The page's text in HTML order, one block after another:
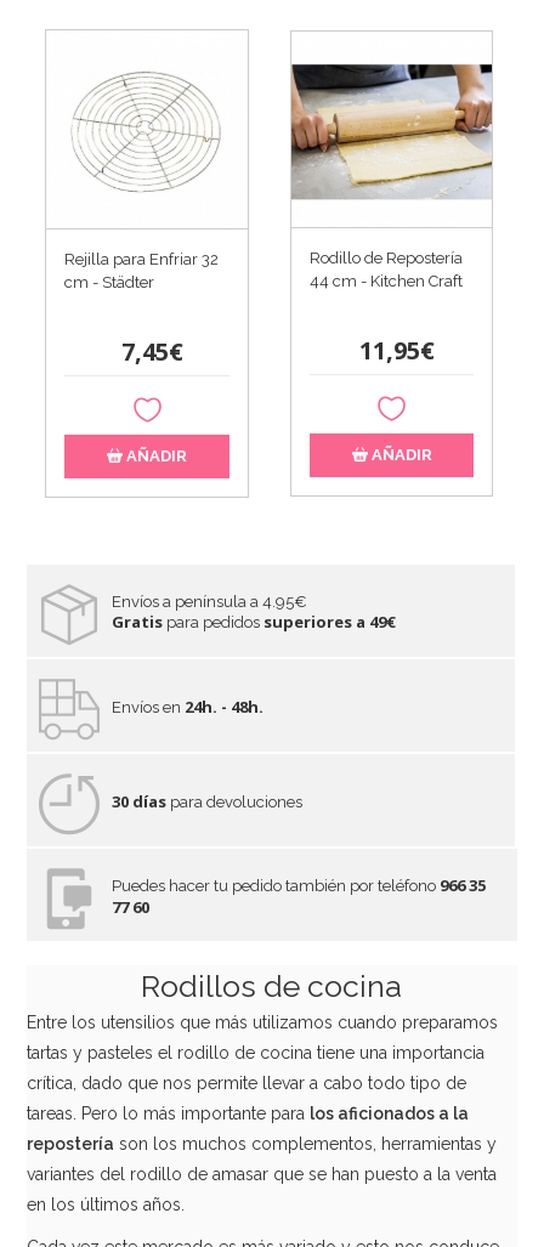
Rejilla para Enfriar 32
cm - Städter
7,45€
AÑADIR
Rodillo de Repostería
44 cm - Kitchen Craft
11,95€
AÑADIR
Envíos a península a 4.95€
Gratis para pedidos superiores a 49€
Envíos en 24h. - 48h.
30 días para devoluciones
Puedes hacer tu pedido también por teléfono 966 35
77 60
Rodillos de cocina
Entre los utensilios que más utilizamos cuando preparamos
tartas y pasteles el rodillo de cocina tiene una importancia
crítica, dado que nos permite llevar a cabo todo tipo de
tareas. Pero lo más importante para los aficionados a la
repostería son los muchos complementos, herramientas y
variantes del rodillo de amasar que se han puesto a la venta
en los últimos años.